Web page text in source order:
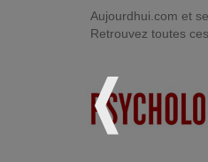
Aujourdhui.com et
Retrouvez toutes